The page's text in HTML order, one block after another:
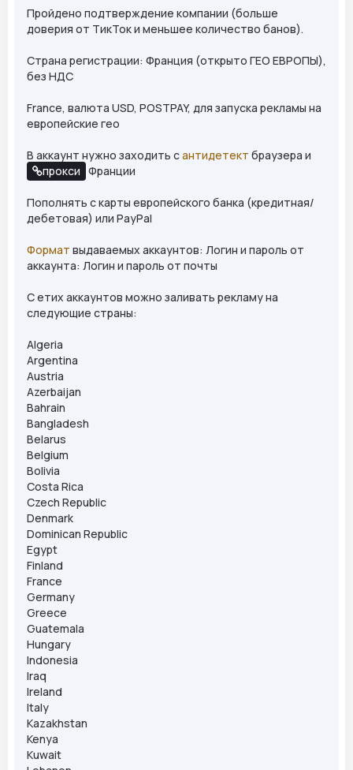
Пройдено подтверждение компании (больше
доверия от ТикТок и меньшее количество банов).
Страна регистрации: Франция (открыто ГЕО ЕВРОПЫ),
без НДС
France, валюта USD, POSTPAY, для запуска рекламы на
европейские гео
В аккаунт нужно заходить сантидетект браузера и
прокси Франции
Пополнять с карты европейского банка (кредитная/
дебетовая) или PayPal
Формат выдаваемых аккаунтов: Логин и пароль от
аккаунта: Логин и пароль от почты
С етих аккаунтов можно заливать рекламу на
следующие страны:
Algeria
Argentina
Austria
Azerbaijan
Bahrain
Bangladesh
Belarus
Belgium
Bolivia
Costa Rica
Czech Republic
Denmark
Dominican Republic
Egypt
Finland
France
Germany
Greece
Guatemala
Hungary
Indonesia
Iraq
Ireland
Italy
Kazakhstan
Kenya
Kuwait